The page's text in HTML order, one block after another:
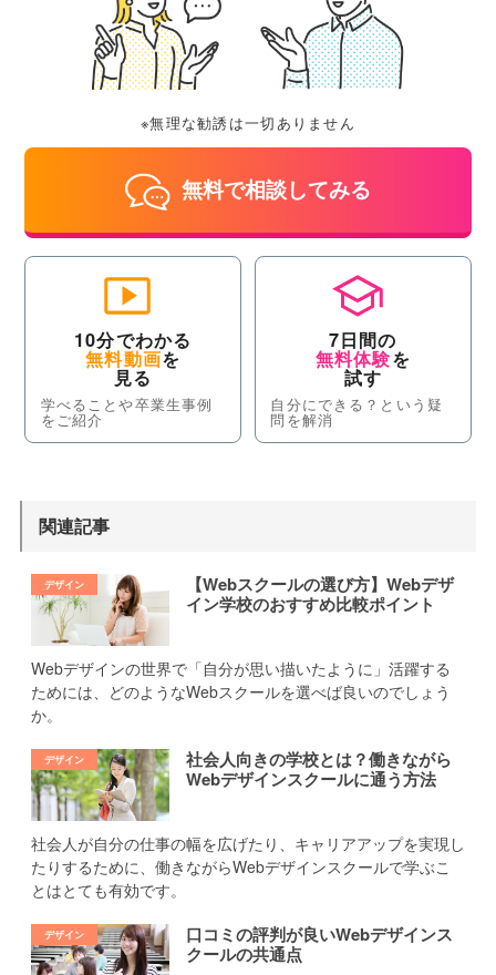
※無理な勧誘は一切ありません
無料で相談してみる
10分でわかる
無料動画を
見る
学べることや卒業生事例
をご紹介
7日間の
無料体験を
試す
自分にできる？という疑
問を解消
関連記事
【Webスクールの選び方】Webデザ
イン学校のおすすめ比較ポイント
Webデザインの世界で「自分が思い描いたように」活躍する
ためには、どのようなWebスクールを選べば良いのでしょう
か。
社会人向きの学校とは？働きながら
Webデザインスクールに通う方法
社会人が自分の仕事の幅を広げたり、キャリアアップを実現し
たりするために、働きながらWebデザインスクールで学ぶこ
とはとても有効です。
口コミの評判が良いWebデザインス
クールの共通点